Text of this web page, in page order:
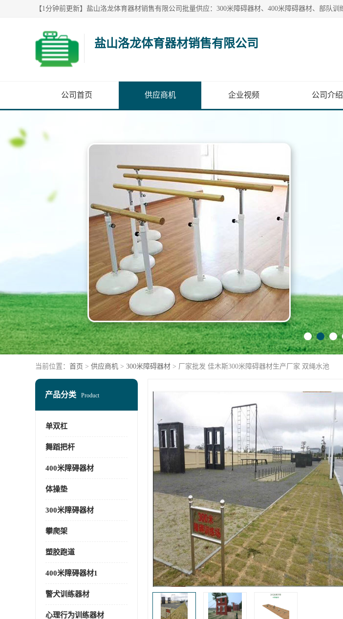
盐山洛龙体育器材销售有限公司
公司首页 供应商机 企业视频 公司介绍
当前位置： 首页 > 供应商机 > 300米障碍器材 > 厂家批发 佳木斯300米障碍器材生产厂家 双绳水池
产品分类 Product
单双杠
舞蹈把杆
400米障碍器材
体操垫
300米障碍器材
攀爬架
塑胶跑道
400米障碍器材1
警犬训练器材
心理行为训练器材